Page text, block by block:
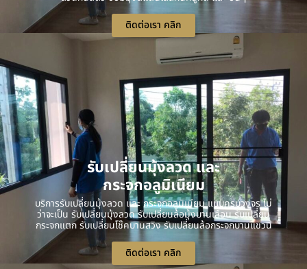
ติดต่อเรา คลิก
รับเปลี่ยนมุ้งลวด และ
กระจกอลูมิเนียม
บริการรับเปลี่ยนมุ้งลวด และ กระจกอลูมิเนียม แบบครบวงจร ไม่
ว่าจะเป็น รับเปลี่ยนมุ้งลวด รับเปลี่ยนล้อมุ้งบานเลื่อน รับเปลี่ยน
กระจกแตก รับเปลี่ยนโช๊คบานสวิง รับเปลี่ยนล้อกระจกบานแขวน
ติดต่อเรา คลิก